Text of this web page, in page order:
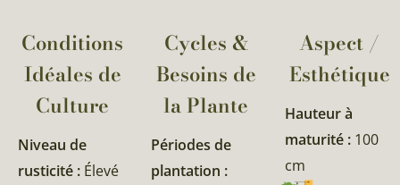
Conditions
Idéales de
Culture
Niveau de
rusticité : Élevé
Cycles &
Besoins de
la Plante​
Périodes de
plantation :
Aspect /
Esthétique
Hauteur à
maturité : 100
cm